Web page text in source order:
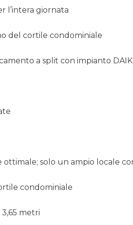
l’intera giornata
del cortile condominiale
a split con impianto
ottimale; solo un ampio locale
condominiale
metri